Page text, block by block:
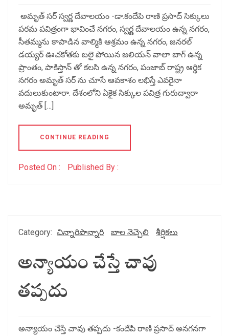
అమృత్ సర్ స్వర్ణ దేవాలయం -డా.కందేపి రాణి ప్రసాద్ సిక్కులు
పరమ పవిత్రంగా భావించే నగరం, స్వర్ణ దేవాలయం ఉన్న నగరం,
సీతమ్మను కాపాడిన వాల్మికి ఆశ్రమం ఉన్న నగరం, జనరల్
డయ్యర్ ఊచకోతకు బలై పోయిన జలియన్ వాలా బాగ్ ఉన్న
ప్రాంతం, పాకిస్తాన్ తో కలసి ఉన్న నగరం, పంజాబ్ రాష్ట్ర ఆర్థిక
నగరం అమృత్ సర్ ను చూసే ఆవకాశం లభిస్తే ఎవరైనా
వదులుకుంటారా. దేశంలోని ఏకైక సిక్కుల పవిత్ర గురుద్వారా
అమృత్ […]
CONTINUE READING
Posted On : Published By :
Category: చిన్నారిపొన్నారి బాల నెచ్చెలి శీర్షికలు
అన్యాయం చేస్తే చావు
తప్పదు
అన్యాయం చేస్తే చావు తప్పదు -కందేపి రాణి ప్రసాద్ అనగనగా